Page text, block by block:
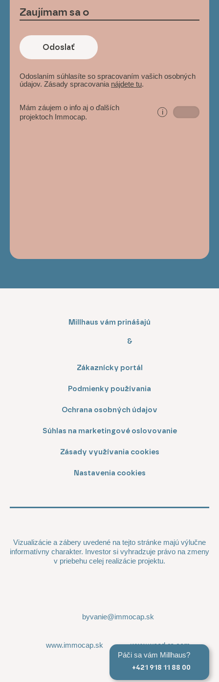
Odoslať
Odoslaním súhlasíte so spracovaním vašich osobných
údajov. Zásady spracovania nájdete tu.
Mám záujem o info aj o ďalších
projektoch Immocap.
i
Millhaus vám prinášajú
&
Zákaznícky portál
Podmienky používania
Ochrana osobných údajov
Súhlas na marketingové oslovovanie
Zásady využívania cookies
Nastavenia cookies
Vizualizácie a zábery uvedené na tejto stránke majú výlučne
informatívny charakter. Investor si vyhradzuje právo na zmeny
v priebehu celej realizácie projektu.
byvanie@immocap.sk
www.immocap.sk
www.wood-re.com
Páči sa vám Millhaus?
+421 918 11 88 00